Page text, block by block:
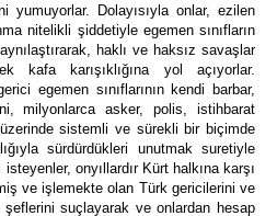
yumuyorlar. Dolayısıyla onlar, ezilen
nitelikli şiddetiyle egemen sınıfların
haklı ve haksız savaşlar
kafa karışıklığına yol açıyorlar.
egemen sınıflarının kendi barbar,
milyonlarca asker, polis, istihbarat
üzerinde sistemli ve sürekli bir biçimde
sürdürdükleri unutmak suretiyle
isteyenler, onyıllardır Kürt halkına karşı
ve işlemekte olan Türk gericilerini ve
suçlayarak ve onlardan hesap